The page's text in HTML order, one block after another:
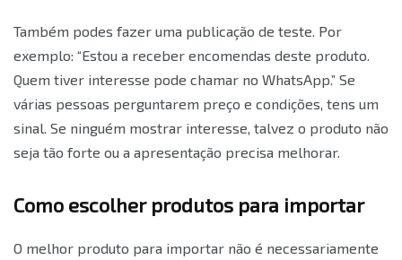
Também podes fazer uma publicação de teste. Por
exemplo: “Estou a receber encomendas deste produto.
Quem tiver interesse pode chamar no WhatsApp.” Se
várias pessoas perguntarem preço e condições, tens um
sinal. Se ninguém mostrar interesse, talvez o produto não
seja tão forte ou a apresentação precisa melhorar.
Como escolher produtos para importar
O melhor produto para importar não é necessariamente